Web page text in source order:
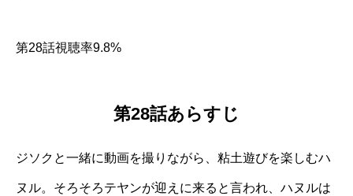
第28話視聴率9.8%
第28話あらすじ
ジソクと一緒に動画を撮りながら、粘土遊びを楽しむハ
ヌル。そろそろテヤンが迎えに来ると言われ、ハヌルは